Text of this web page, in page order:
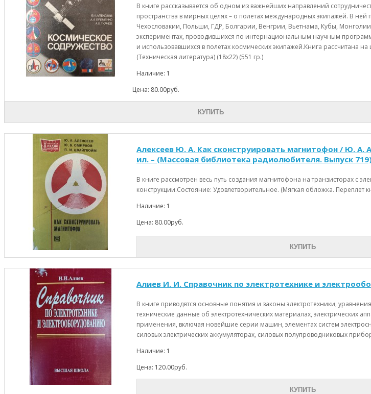
В книге рассказывается об одном из важнейших направлений
пространства в мирных целях – о полетах международных экипажей. В ней
Чехословакии, Польши, ГДР, Болгарии, Венгрии, Вьетнама, Кубы,
экспериментах, проводившихся по интернациональным научным
и использовавшихся в полетах космических экипажей.Книга
(Техническая литература) (18х22) (551 гр.)
Наличие: 1
Цена: 80.00руб.
КУПИТЬ
Алексеев Ю. А. Как сконструировать магнитофон / Ю. А.
ил. – (Массовая библиотека радиолюбителя. Выпуск
В книге рассмотрен весь путь создания магнитофона на транзисторах
конструкции.Состояние: Удовлетворительное. (Мягкая обложка. Переплет
Наличие: 1
Цена: 80.00руб.
КУПИТЬ
Алиев И. И. Справочник по электротехнике и
В книге приводятся основные понятия и законы электротехники,
технические данные об электротехнических материалах,
применения, включая новейшие серии машин, элементах систем
силовых электрических аккумуляторах, силовых полупроводниковых
Наличие: 1
Цена: 120.00руб.
КУПИТЬ